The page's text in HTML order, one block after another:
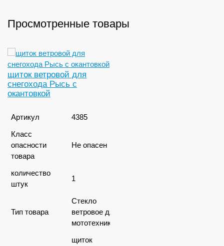
Просмотренные товары
щиток ветровой для
снегохода Рысь с
окантовкой
Артикул
4385
Класс
опасности
товара
Не опасен
количество
штук
1
Тип товара
Стекло
ветровое для
мототехники
щиток